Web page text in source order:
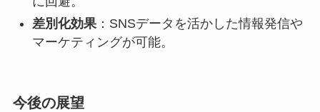
差別化効果：SNSデータを活かした情報発信や
マーケティングが可能。
今後の展望